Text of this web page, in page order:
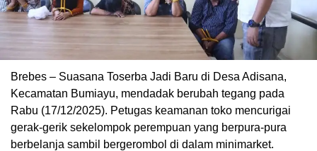
Brebes – Suasana Toserba Jadi Baru di Desa Adisana,
Kecamatan Bumiayu, mendadak berubah tegang pada
Rabu (17/12/2025). Petugas keamanan toko mencurigai
gerak-gerik sekelompok perempuan yang berpura-pura
berbelanja sambil bergerombol di dalam minimarket.